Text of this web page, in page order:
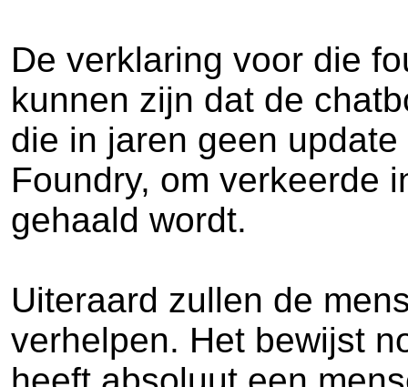
De verklaring voor die
kunnen zijn dat de
die in jaren geen
Foundry, om verkeerde
gehaald wordt.
Uiteraard zullen de
verhelpen. Het bewijst